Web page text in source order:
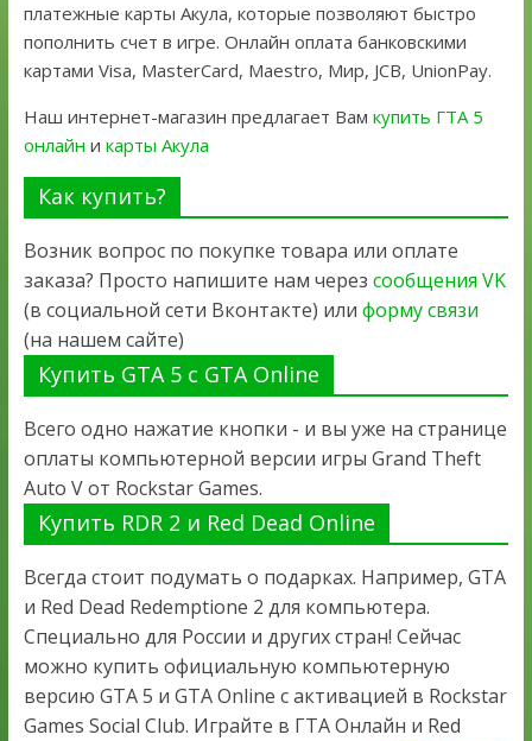
платежные карты Акула, которые позволяют быстро
пополнить счет в игре. Онлайн оплата банковскими
картами Visa, MasterCard, Maestro, Мир, JCB, UnionPay.
Наш интернет-магазин предлагает Вам купить ГТА 5
онлайн и карты Акула
Как купить?
Возник вопрос по покупке товара или оплате
заказа? Просто напишите нам через сообщения VK
(в социальной сети Вконтакте) или форму связи
(на нашем сайте)
Купить GTA 5 с GTA Online
Всего одно нажатие кнопки - и вы уже на странице
оплаты компьютерной версии игры Grand Theft
Auto V от Rockstar Games.
Купить RDR 2 и Red Dead Online
Всегда стоит подумать о подарках. Например, GTA
и Red Dead Redemptione 2 для компьютера.
Специально для России и других стран! Сейчас
можно купить официальную компьютерную
версию GTA 5 и GTA Online с активацией в Rockstar
Games Social Club. Играйте в ГТА Онлайн и Red